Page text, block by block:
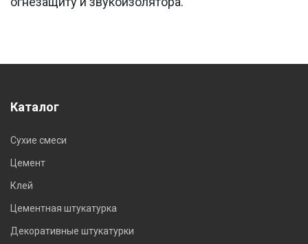
Каталог
Сухие смеси
Цемент
Клей
Цементная штукатурка
Декоративные штукатурки